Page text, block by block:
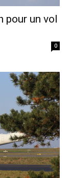
pour un vol
0